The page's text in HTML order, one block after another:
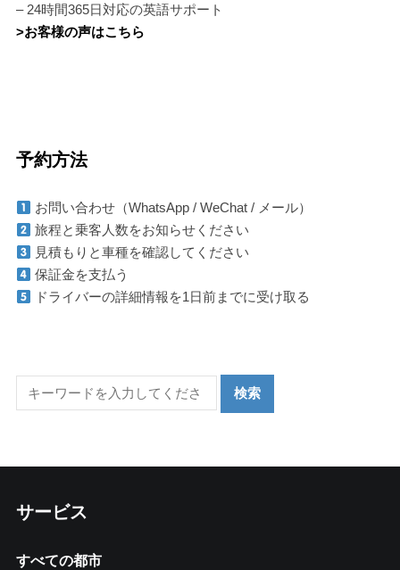
– 24時間365日対応の英語サポート
>お客様の声はこちら
予約方法
お問い合わせ（WhatsApp / WeChat / メール）
旅程と乗客人数をお知らせください
見積もりと車種を確認してください
保証金を支払う
ドライバーの詳細情報を1日前までに受け取る
サービス
すべての都市